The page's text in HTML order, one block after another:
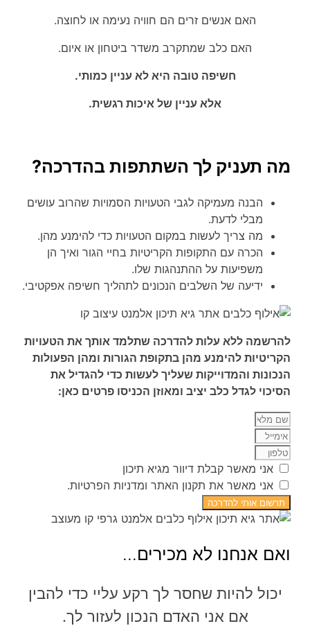
האם אנשים זרים הם חוויה נעימה או לחוצה.
האם כלב שמתקרב משדר ביטחון או איום.
חשיפה טובה היא לא עניין כמותי.
אלא עניין של איכות רגשית.
מה תעניק לך השתתפות בהדרכה?
הבנה מעמיקה לגבי הטעויות הסמויות שהרוב עושים
מבלי לדעת.
מה צריך לעשות במקום הטעויות כדי להימנע מהן.
הכרה עם התקופות הקריטיות בחיי הגור ואיך הן
משפיעות על ההתנהגות שלו.
ידיעה של השלבים הנכונים לתהליך חשיפה אפקטיבי.
להרשמה ללא עלות להדרכה שתלמד אותך את הטעויות
הקריטיות להימנע מהן בתקופת הגורות ומהן הפעולות
הנכונות והמדוייקות שעליך לעשות כדי להגדיל את
הסיכוי לגדל כלב יציב ומאוזן הכניסו פרטים כאן:
אני מאשר קבלת דיוור מגיא תיכון
אני מאשר את תקנון האתר ומדניות הפרטיות.
תרשום אותי להדרכה
ואם אנחנו לא מכירים...
יכול להיות שחסר לך רקע עליי כדי להבין
אם אני האדם הנכון לעזור לך.